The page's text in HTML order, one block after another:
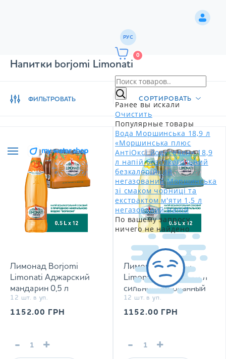
РУС
0
Ранее вы искали
Очистить
Популярные товары
Вода Моршинська 18,9 л
«Моршинська плюс
АнтіОксі йод+селен» 18,9
л напій безалкогольний
безкалорійний
негазований Моршинська
зі смаком чорниці та
екстрактом м'яти 1,5 л
негазований напій
По вашему запросу
ничего не найдено
Напитки borjomi Limonati
ФИЛЬТРОВАТЬ СОРТИРОВАТЬ
Лимонад Borjomi
Limonati Аджарский
мандарин 0,5 л
сильногазированный
напиток
12 шт. в уп.
1152.00 ГРН
- +
Лимонад Borjomi
Limonati Цитрус 0,5 л
сильногазированный
напиток
12 шт. в уп.
1152.00 ГРН
- +